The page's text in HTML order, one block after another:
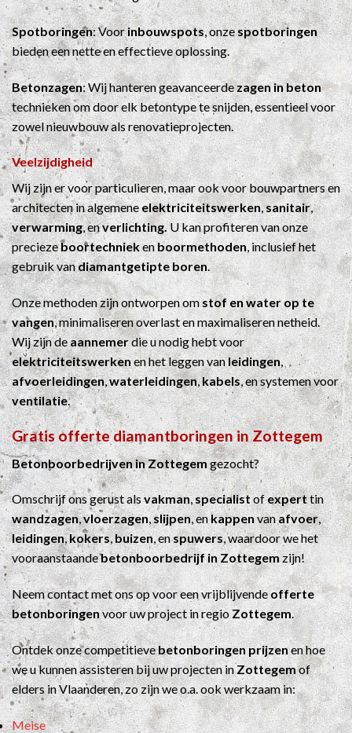
Spotboringen: Voorinbouwspots, onzespotboringen
bieden een nette en effectieve oplossing.
Betonzagen: Wij hanteren geavanceerde zagen in beton
technieken om door elk betontype te snijden, essentieel voor
zowel nieuwbouw als renovatieprojecten.
Veelzijdigheid
Wij zijn er voor particulieren, maar ook voor bouwpartners en
architecten in algemeneelektriciteitswerken,sanitair,
verwarming, enverlichting.U kan profiteren van onze
preciezeboortechniekenboormethoden, inclusief het
gebruik vandiamantgetipte boren.
Onze methoden zijn ontworpen omstof en water op te
vangen, minimaliseren overlast en maximaliseren netheid.
Wij zijn deaannemerdie u nodig hebt voor
elektriciteitswerkenen het leggen vanleidingen,
afvoerleidingen,waterleidingen,kabels, en systemen voor
ventilatie.
Gratis offerte diamantboringen in Zottegem
Betonboorbedrijven in Zottegemgezocht?
Omschrijf ons gerust alsvakman,specialistofexperttin
wandzagen,vloerzagen,slijpen, enkappenvanafvoer,
leidingen,kokers,buizen, enspuwers, waardoor we het
vooraanstaandebetonboorbedrijf in Zottegemzijn!
Neem contact met ons op voor een vrijblijvendeofferte
betonboringenvoor uw project in regio Zottegem.
Ontdek onze competitievebetonboringen prijzenen hoe
we u kunnen assisteren bij uw projecten inZottegemof
elders in Vlaanderen, zo zijn we o.a. ook werkzaam in:
Meise